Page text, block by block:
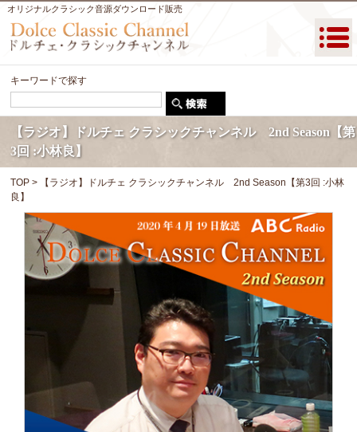
オリジナルクラシック音源ダウンロード販売
キーワードで探す
【ラジオ】ドルチェ クラシックチャンネル 2nd Season【第
3回 :小林良】
TOP > 【ラジオ】ドルチェ クラシックチャンネル 2nd Season【第3回 :小林
良】